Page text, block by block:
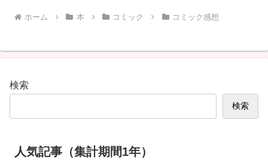
ホーム 本 コミック コミック感想
検索
検索
人気記事（集計期間1年）